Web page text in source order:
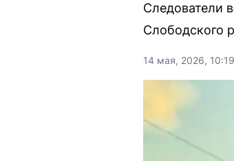
Следователи
Слободского
14 мая, 2026, 10:19